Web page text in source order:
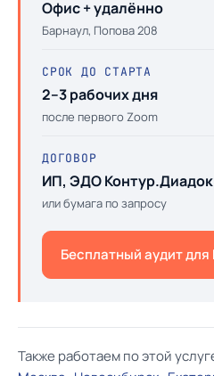
Офис + удалённо
Барнаул, Попова 208
СРОК ДО СТАРТА
2–3 рабочих дня
после первого Zoom
ДОГОВОР
ИП, ЭДО Контур.Диадок
или бумага по запросу
Бесплатный аудит для
Также работаем по этой